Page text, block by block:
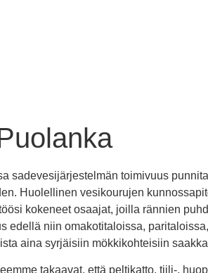
sadevesijärjestelmän toimivuus
Huolellinen vesikourujen
kokeneet osaajat, joilla rännien
edellä niin omakotitaloissa,
aina syrjäisiin mökkikohteisiin
takaavat, että peltikatto, tiili-,